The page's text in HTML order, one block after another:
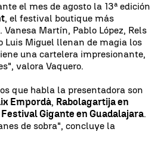
el mes de agosto la 13ª edición
, el festival boutique más
Martín, Pablo López, Rels
Luis Miguel llenan de magia los
una cartelera impresionante,
valora Vaquero.
que habla la presentadora son
Empordà, Rabolagartija en
Festival Gigante en Guadalajara.
de sobra", concluye la